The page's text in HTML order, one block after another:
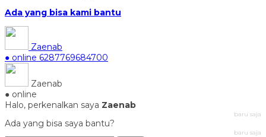
Ada yang bisa kami bantu
Zaenab
● online 6287769684700
Zaenab
● online
Halo, perkenalkan saya Zaenab
baru saja
Ada yang bisa saya bantu?
baru saja